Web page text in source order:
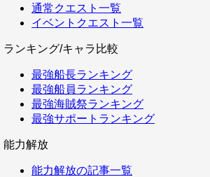
通常クエスト一覧
イベントクエスト一覧
ランキング/キャラ比較
最強船長ランキング
最強船員ランキング
最強海賊祭ランキング
最強サポートランキング
能力解放
能力解放の記事一覧